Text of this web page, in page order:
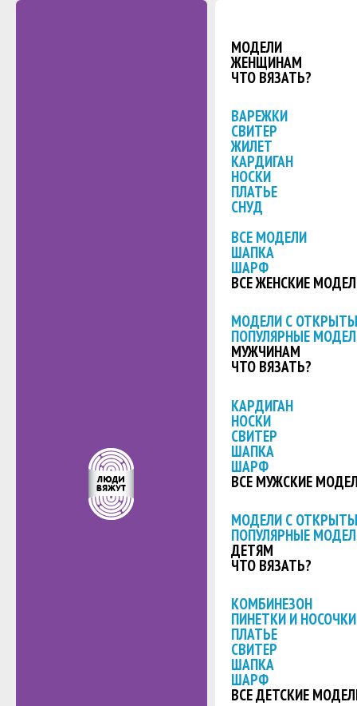
МОДЕЛИ
ЖЕНЩИНАМ
ЧТО ВЯЗАТЬ?
ВАРЕЖКИ
СВИТЕР
ЖИЛЕТ
КАРДИГАН
НОСКИ
ПЛАТЬЕ
СНУД
ВСЕ МОДЕЛИ
ШАПКА
ШАРФ
ВСЕ ЖЕНСКИЕ
МОДЕЛИ С
ПОПУЛЯРНЫЕ
МУЖЧИНАМ
ЧТО ВЯЗАТЬ?
КАРДИГАН
НОСКИ
СВИТЕР
ШАПКА
ШАРФ
ВСЕ МУЖСКИЕ
МОДЕЛИ С
ПОПУЛЯРНЫЕ
ДЕТЯМ
ЧТО ВЯЗАТЬ?
КОМБИНЕЗОН
ПИНЕТКИ И НОСОЧКИ
ПЛАТЬЕ
СВИТЕР
ШАПКА
ШАРФ
ВСЕ ДЕТСКИЕ